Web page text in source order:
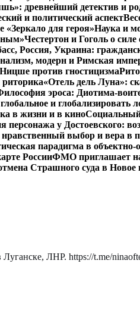
древнейший детектив и
и политический аспект
для героя»Наука и
Честертон и Гоголь о
Россия, Украина:
модерн и Римская
Ницше против гностицизма
«Отель дель Луна»:
эроса: Диотима-
и глобализировать
в жизни и в киноСоциальный
персонажа у Достоевского:
выбор и вера в
парадигма в
РоссииФМО приглашает на
Страшного суда в Новое
ЛНР. https://t.me/